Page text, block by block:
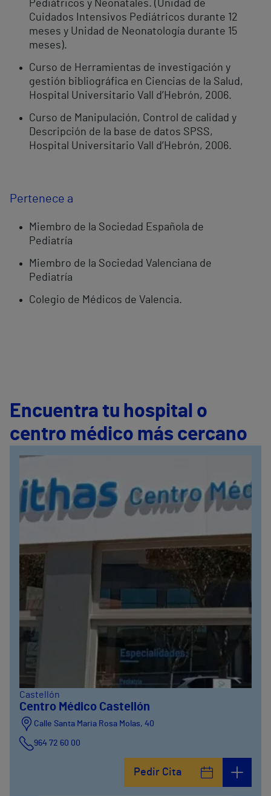
Pediátricos y Neonatales. (Unidad de
Cuidados Intensivos Pediátricos durante 12
meses y Unidad de Neonatología durante 15
meses).
Curso de Herramientas de investigación y
gestión bibliográfica en Ciencias de la Salud,
Hospital Universitario Vall d’Hebrón, 2006.
Curso de Manipulación, Control de calidad y
Descripción de la base de datos SPSS,
Hospital Universitario Vall d’Hebrón, 2006.
Pertenece a
Miembro de la Sociedad Española de
Pediatría
Miembro de la Sociedad Valenciana de
Pediatría
Colegio de Médicos de Valencia.
Encuentra tu hospital o
centro médico más cercano
Castellón
Centro Médico Castellón
Calle Santa Maria Rosa Molas, 40
964 72 60 00
Pedir Cita